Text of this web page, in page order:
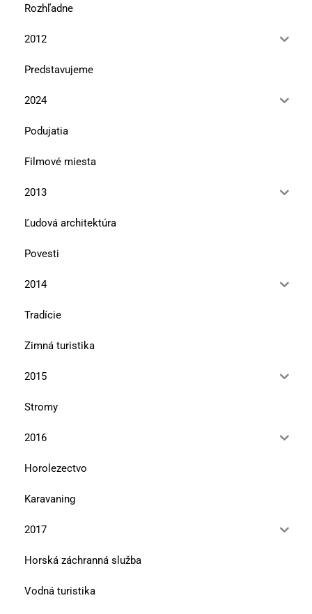
Rozhľadne
2012
Predstavujeme
2024
Podujatia
Filmové miesta
2013
Ľudová architektúra
Povesti
2014
Tradície
Zimná turistika
2015
Stromy
2016
Horolezectvo
Karavaning
2017
Horská záchranná služba
Vodná turistika